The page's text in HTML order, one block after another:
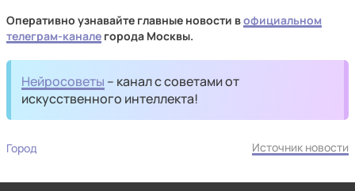
Оперативно узнавайте главные новости вофициальном
телеграм-канале города Москвы.
Нейросоветы – канал с советами от
искусственного интеллекта!
Город Источник новости